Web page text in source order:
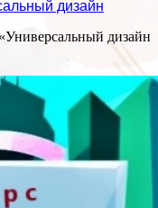
дизайн
дизайн